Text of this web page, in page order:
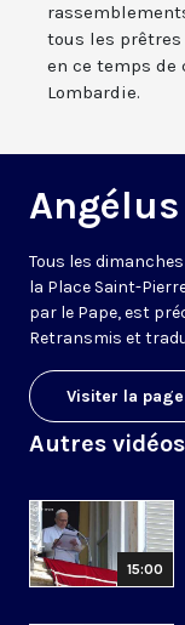
tous les
en ce temps
Lombardie.
Tous les
la Place Saint-
par le Pape, est
Retransmis et
Visiter la
Autres
15:00